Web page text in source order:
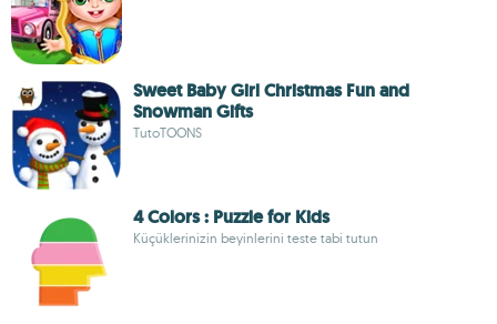
Sweet Baby Girl Christmas Fun and
Snowman Gifts
TutoTOONS
4 Colors : Puzzle for Kids
Küçüklerinizin beyinlerini teste tabi tutun